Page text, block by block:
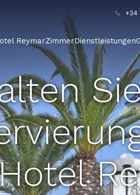
+34
ReymarZimmerDienstleistungen